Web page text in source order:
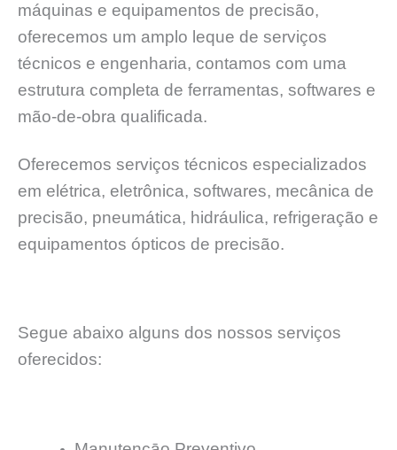
máquinas e equipamentos de precisão,
oferecemos um amplo leque de serviços
técnicos e engenharia, contamos com uma
estrutura completa de ferramentas, softwares e
mão-de-obra qualificada.
Oferecemos serviços técnicos especializados
em elétrica, eletrônica, softwares, mecânica de
precisão, pneumática, hidráulica, refrigeração e
equipamentos ópticos de precisão.
Segue abaixo alguns dos nossos serviços
oferecidos: